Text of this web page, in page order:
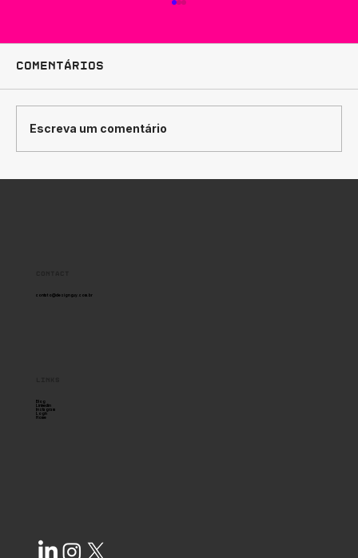
Comentários
Escreva um comentário
contato@designguy.com.br
Blog
Linkedin
Instagram
Login
Home